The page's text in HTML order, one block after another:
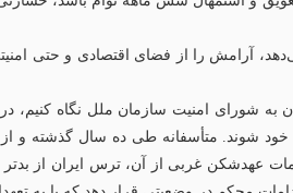
انتظار قرار می‌دهد، آرامش را از فضای
به شورای امنیت سازمان ملل نگاه کنیم،
خود شوند. متأسفانه طی ده سال گذشته
عهدشکن غربی از آن، ترس ایران از